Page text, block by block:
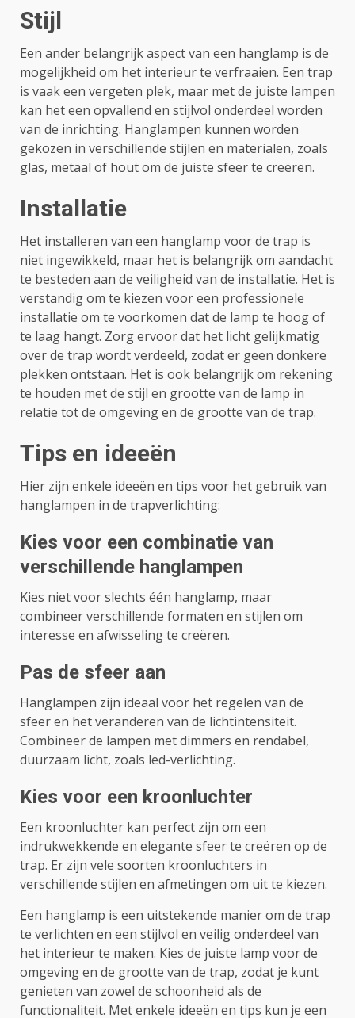
Stijl
Een ander belangrijk aspect van een hanglamp is de
mogelijkheid om het interieur te verfraaien. Een trap
is vaak een vergeten plek, maar met de juiste lampen
kan het een opvallend en stijlvol onderdeel worden
van de inrichting. Hanglampen kunnen worden
gekozen in verschillende stijlen en materialen, zoals
glas, metaal of hout om de juiste sfeer te creëren.
Installatie
Het installeren van een hanglamp voor de trap is
niet ingewikkeld, maar het is belangrijk om aandacht
te besteden aan de veiligheid van de installatie. Het is
verstandig om te kiezen voor een professionele
installatie om te voorkomen dat de lamp te hoog of
te laag hangt. Zorg ervoor dat het licht gelijkmatig
over de trap wordt verdeeld, zodat er geen donkere
plekken ontstaan. Het is ook belangrijk om rekening
te houden met de stijl en grootte van de lamp in
relatie tot de omgeving en de grootte van de trap.
Tips en ideeën
Hier zijn enkele ideeën en tips voor het gebruik van
hanglampen in de trapverlichting:
Kies voor een combinatie van
verschillende hanglampen
Kies niet voor slechts één hanglamp, maar
combineer verschillende formaten en stijlen om
interesse en afwisseling te creëren.
Pas de sfeer aan
Hanglampen zijn ideaal voor het regelen van de
sfeer en het veranderen van de lichtintensiteit.
Combineer de lampen met dimmers en rendabel,
duurzaam licht, zoals led-verlichting.
Kies voor een kroonluchter
Een kroonluchter kan perfect zijn om een
indrukwekkende en elegante sfeer te creëren op de
trap. Er zijn vele soorten kroonluchters in
verschillende stijlen en afmetingen om uit te kiezen.
Een hanglamp is een uitstekende manier om de trap
te verlichten en een stijlvol en veilig onderdeel van
het interieur te maken. Kies de juiste lamp voor de
omgeving en de grootte van de trap, zodat je kunt
genieten van zowel de schoonheid als de
functionaliteit. Met enkele ideeën en tips kun je een